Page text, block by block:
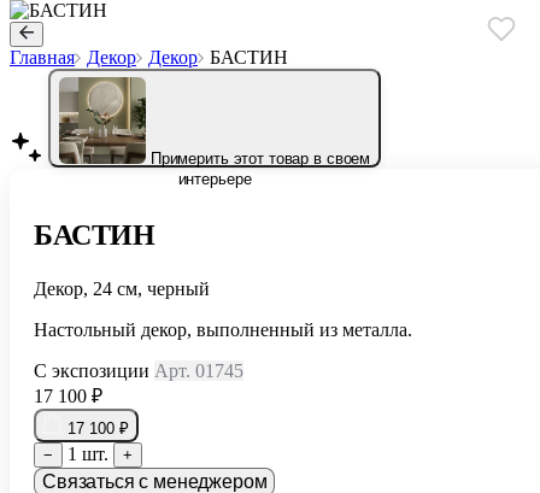
Главная Декор Декор БАСТИН
Примерить этот товар в своем
интерьере
БАСТИН
Декор, 24 см, черный
Настольный декор, выполненный из металла.
С экспозиции Арт. 01745
17 100 ₽
17 100 ₽
−
1 шт. +
Связаться с менеджером